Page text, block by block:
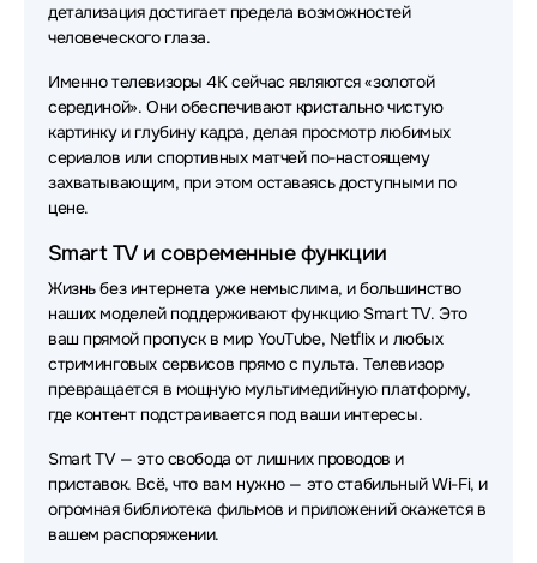
детализация достигает предела возможностей
человеческого глаза.
Именно телевизоры 4K сейчас являются «золотой
серединой». Они обеспечивают кристально чистую
картинку и глубину кадра, делая просмотр любимых
сериалов или спортивных матчей по-настоящему
захватывающим, при этом оставаясь доступными по
цене.
Smart TV и современные функции
Жизнь без интернета уже немыслима, и большинство
наших моделей поддерживают функцию Smart TV. Это
ваш прямой пропуск в мир YouTube, Netflix и любых
стриминговых сервисов прямо с пульта. Телевизор
превращается в мощную мультимедийную платформу,
где контент подстраивается под ваши интересы.
Smart TV — это свобода от лишних проводов и
приставок. Всё, что вам нужно — это стабильный Wi-Fi, и
огромная библиотека фильмов и приложений окажется в
вашем распоряжении.